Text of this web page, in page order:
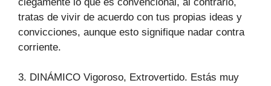
tratas de vivir de acuerdo con tus propias ideas y
convicciones, aunque esto signifique nadar contra
corriente.
3. DINÁMICO Vigoroso, Extrovertido. Estás muy